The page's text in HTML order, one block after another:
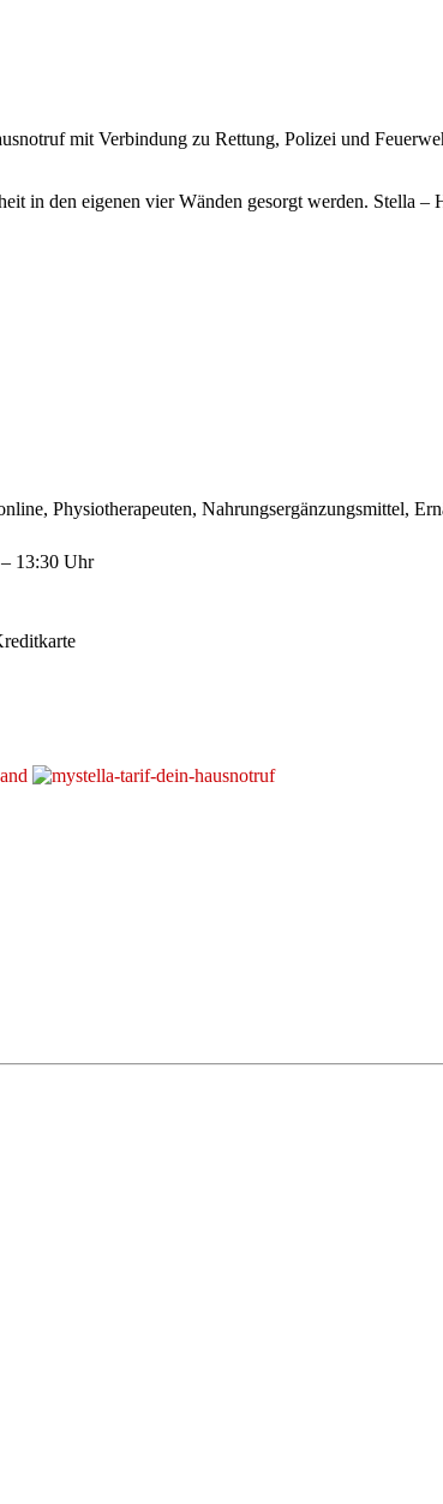
mit Verbindung zu Rettung, Polizei und
in den eigenen vier Wänden gesorgt werden. Stella
Physiotherapeuten, Nahrungsergänzungsmittel,
13:30 Uhr